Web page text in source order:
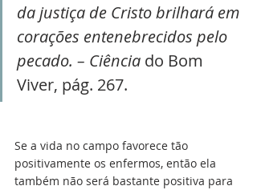
da justiça de Cristo brilhará em
corações entenebrecidos pelo
pecado. – Ciência do Bom
Viver, pág. 267.
Se a vida no campo favorece tão
positivamente os enfermos, então ela
também não será bastante positiva para